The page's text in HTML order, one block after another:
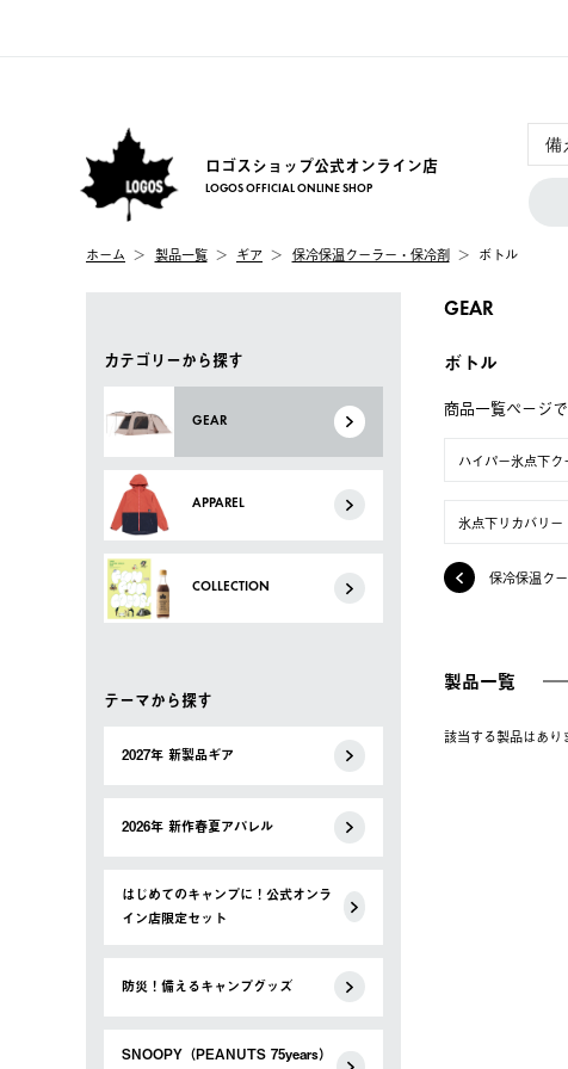
ロゴスショップ公式オンライン店
LOGOS OFFICIAL ONLINE SHOP
ホーム 製品一覧 ギア 保冷保温クーラー・保冷剤 ボトル
カテゴリーから探す
GEAR
APPAREL
COLLECTION
テーマから探す
2027年 新製品ギア
2026年 新作春夏アパレル
はじめてのキャンプに！公式オンラ
イン店限定セット
防災！備えるキャンプグッズ
SNOOPY（PEANUTS 75years）
GEAR
ボトル
商品一覧ページ
ハイパー氷点下ク
氷点下リカバリー
保冷保温ク
製品一覧
該当する製品はあり